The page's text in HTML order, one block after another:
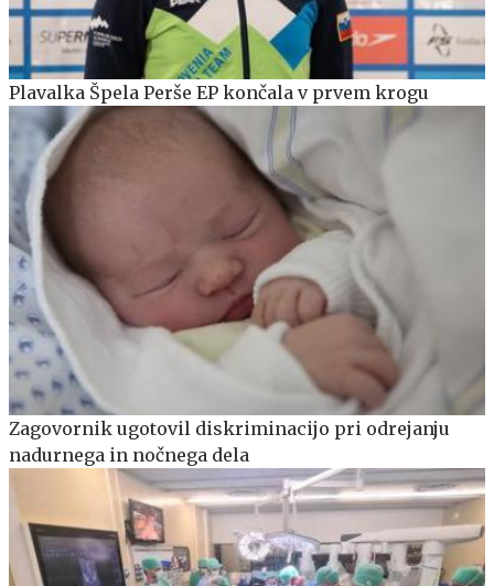
Plavalka Špela Perše EP končala v prvem krogu
Zagovornik ugotovil diskriminacijo pri odrejanju
nadurnega in nočnega dela